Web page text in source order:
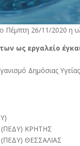
Πέμπτη 26/11/2020 η
ως εργαλείο
Δημόσιας Υγείας
(ΠΕΔΥ) ΚΡΗΤΗΣ
(ΠΕΔΥ) ΘΕΣΣΑΛΙΑΣ